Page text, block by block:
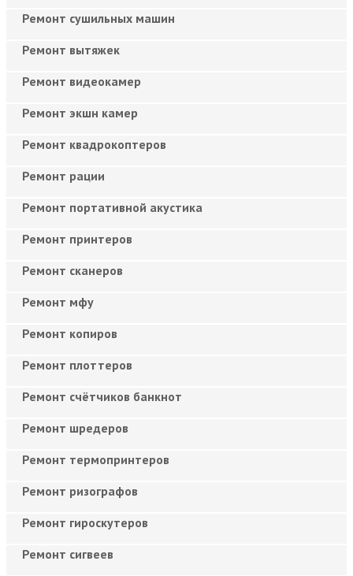
Ремонт сушильных машин
Ремонт вытяжек
Ремонт видеокамер
Ремонт экшн камер
Ремонт квадрокоптеров
Ремонт рации
Ремонт портативной акустика
Ремонт принтеров
Ремонт сканеров
Ремонт мфу
Ремонт копиров
Ремонт плоттеров
Ремонт счётчиков банкнот
Ремонт шредеров
Ремонт термопринтеров
Ремонт ризографов
Ремонт гироскутеров
Ремонт сигвеев